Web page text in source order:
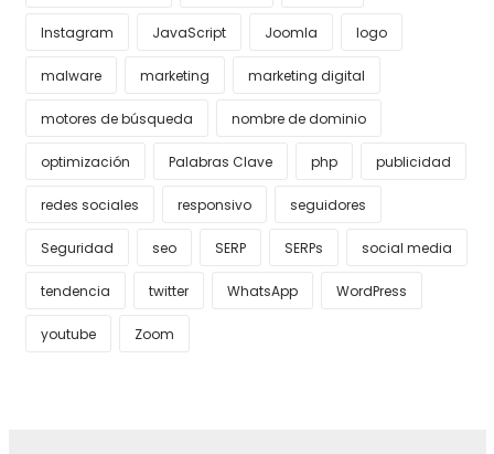
Instagram JavaScript Joomla logo
malware marketing marketing digital
motores de búsqueda nombre de dominio
optimización Palabras Clave php publicidad
redes sociales responsivo seguidores
Seguridad seo SERP SERPs social media
tendencia twitter WhatsApp WordPress
youtube Zoom